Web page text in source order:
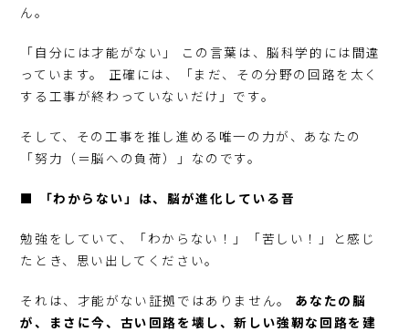
ん。
「自分には才能がない」 この言葉は、脳科学的には間違
っています。 正確には、「まだ、その分野の回路を太く
する工事が終わっていないだけ」です。
そして、その工事を推し進める唯一の力が、あなたの
「努力（＝脳への負荷）」なのです。
■ 「わからない」は、脳が進化している音
勉強をしていて、「わからない！」「苦しい！」と感じ
たとき、思い出してください。
それは、才能がない証拠ではありません。 あなたの脳
が、まさに今、古い回路を壊し、新しい強靭な回路を建